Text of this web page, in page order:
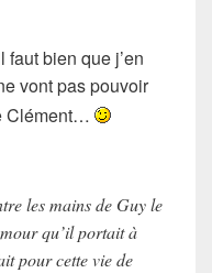
bien que j’en
vont pas pouvoir
Clément…
les mains de Guy le
qu’il portait à
pour cette vie de